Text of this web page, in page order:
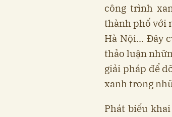
công trình
thành phố với
Hà Nội... Đây
thảo luận
giải pháp để
xanh trong
Phát biểu